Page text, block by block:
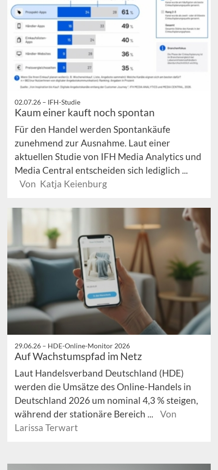
02.07.26 – IFH-Studie
Kaum einer kauft noch spontan
Für den Handel werden Spontankäufe
zunehmend zur Ausnahme. Laut einer
aktuellen Studie von IFH Media Analytics und
Media Central entscheiden sich lediglich ...
Von Katja Keienburg
29.06.26 – HDE-Online-Monitor 2026
Auf Wachstumspfad im Netz
Laut Handelsverband Deutschland (HDE)
werden die Umsätze des Online-Handels in
Deutschland 2026 um nominal 4,3 % steigen,
während der stationäre Bereich ...
Von
Larissa Terwart